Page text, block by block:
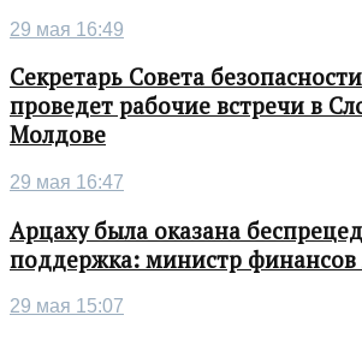
29 мая 16:49
Секретарь Совета
проведет рабочие встречи в
Молдове
29 мая 16:47
Арцаху была оказана
поддержка: министр
29 мая 15:07